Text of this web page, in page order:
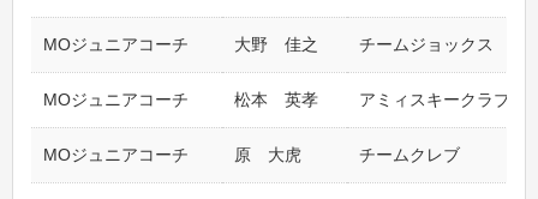
MOジュニアコーチ 大野 佳之 チームジョックス
MOジュニアコーチ 松本 英孝 アミィスキークラブ
MOジュニアコーチ 原 大虎 チームクレブ